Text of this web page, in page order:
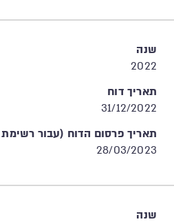
שנה
2022
תאריך דוח
31/12/2022
תאריך פרסום הדוח (עבור רשימת
28/03/2023
שנה